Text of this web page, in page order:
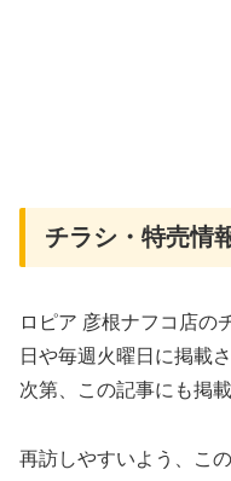
チラシ・特売情
ロピア 彦根ナフコ店の
日や毎週火曜日に掲載
次第、この記事にも掲
再訪しやすいよう、こ